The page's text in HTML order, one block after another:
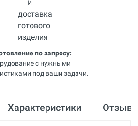
по запросу:
с нужными
под ваши задачи.
Характеристики